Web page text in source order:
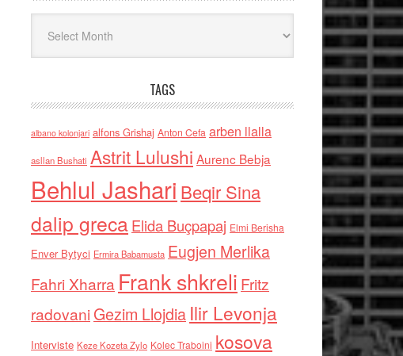
TAGS
albano kolonjari alfons Grishaj Anton Cefa arben llalla
asllan Bushati Astrit Lulushi Aurenc Bebja
Behlul Jashari Beqir Sina
dalip grecaElida Buçpapaj Elmi Berisha
Enver Bytyci Ermira Babamusta Eugjen Merlika
Fahri Xharra Frank shkreli Fritz
radovaniGezim Llojdia Ilir Levonja
Interviste Keze Kozeta Zylo Kolec Traboini kosova